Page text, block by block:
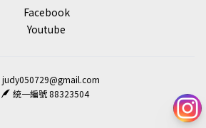
Facebook
Youtube
judy050729@gmail.com
統一編號 88323504